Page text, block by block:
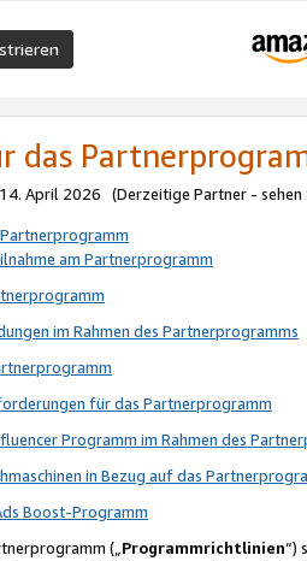
das
April 2026 (Derzeitige Partner - sehen
am Partnerprogramm
im Rahmen des Partnerprogramms
für das Partnerprogramm
Programm im Rahmen des
in Bezug auf das
Boost-Programm
(„Programmrichtlinien“)